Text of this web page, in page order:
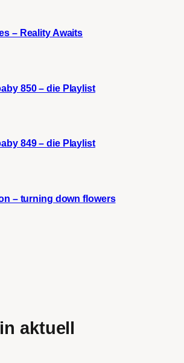
– Reality Awaits
850 – die Playlist
849 – die Playlist
– turning down flowers
aktuell